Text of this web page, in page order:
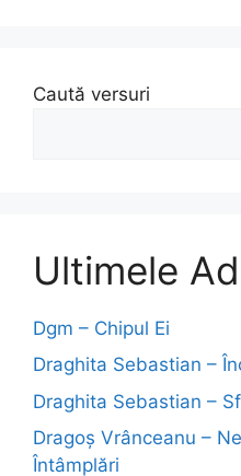
Caută versuri
Ultimele
Dgm – Chipul Ei
Draghita Sebastian –
Draghita Sebastian –
Dragoş Vrânceanu –
Întâmplări